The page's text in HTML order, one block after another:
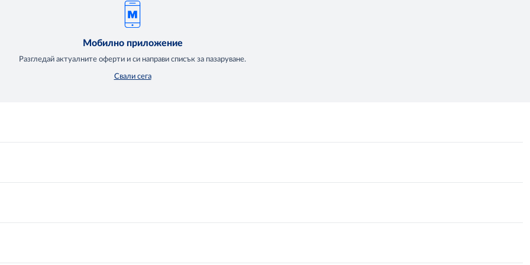
Мобилно приложение
Разгледай актуалните оферти и си направи списък за пазаруване.
Свали сега